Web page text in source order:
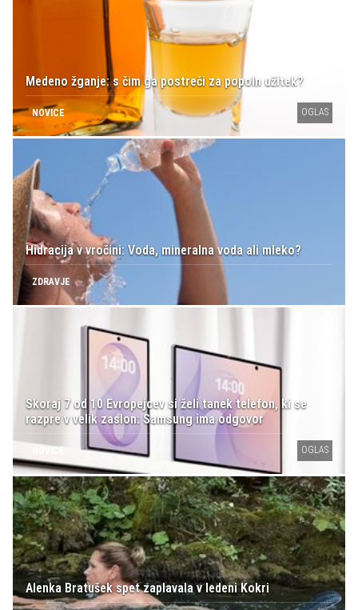
Medeno žganje: s čim ga postreči za popoln užitek?
NOVICE OGLAS
Hidracija v vročini: Voda, mineralna voda ali mleko?
ZDRAVJE
Skoraj 7 od 10 Evropejcev si želi tanek telefon, ki se
razpre v velik zaslon: Samsung ima odgovor
OGLAS
Alenka Bratušek spet zaplavala v ledeni Kokri